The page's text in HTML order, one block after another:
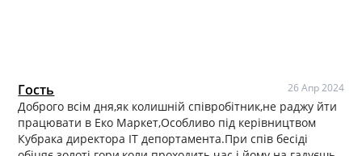
Гость 26 Апр 2024
Доброго всім дня,як колишній співробітник,не раджу йти
працювати в Еко Маркет,Особливо під керівництвом
Кубрака директора ІТ депортамента.При спів бесіді